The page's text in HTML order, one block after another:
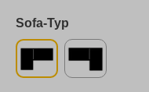
Sofa-Typ